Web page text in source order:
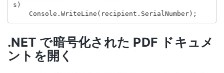
s )
Console . WriteLine ( recipient . SerialNumber);
.NET で暗号化された PDF ドキュメ
ントを開く